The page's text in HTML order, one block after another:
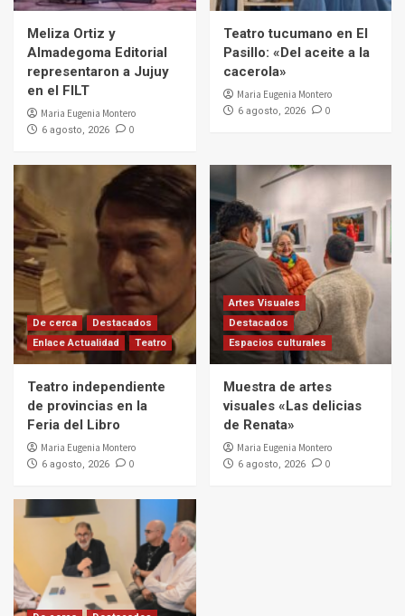
Meliza Ortiz y
Almadegoma Editorial
representaron a Jujuy
en el FILT
Maria Eugenia Montero
6 agosto, 2026 0
Teatro tucumano en El
Pasillo: «Del aceite a la
cacerola»
Maria Eugenia Montero
6 agosto, 2026 0
De cerca
Destacados
Enlace Actualidad
Teatro
Teatro independiente
de provincias en la
Feria del Libro
Maria Eugenia Montero
6 agosto, 2026 0
Artes Visuales
Destacados
Espacios culturales
Muestra de artes
visuales «Las delicias
de Renata»
Maria Eugenia Montero
6 agosto, 2026 0